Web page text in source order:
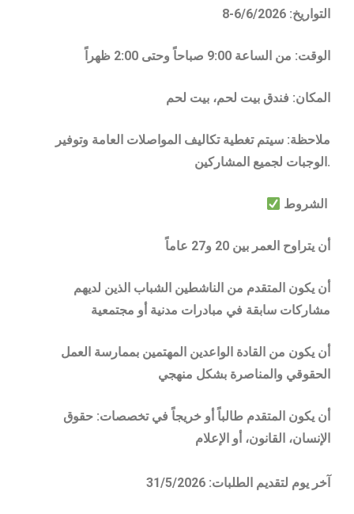
التواريخ: 6/6/2026-8
الوقت: من الساعة 9:00 صباحاً وحتى 2:00 ظهراً
المكان: فندق بيت لحم، بيت لحم
ملاحظة: سيتم تغطية تكاليف المواصلات العامة وتوفير
الوجبات لجميع المشاركين.
أن يتراوح العمر بين 20 و27 عاماً
أن يكون المتقدم من الناشطين الشباب الذين لديهم
مشاركات سابقة في مبادرات مدنية أو مجتمعية
أن يكون من القادة الواعدين المهتمين بممارسة العمل
الحقوقي والمناصرة بشكل منهجي
أن يكون المتقدم طالباً أو خريجاً في تخصصات: حقوق
الإنسان، القانون، أو الإعلام
31/5/2026 :آخر يوم لتقديم الطلبات